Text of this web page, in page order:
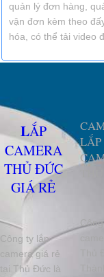
quản lý đơn hàng,
vận đơn kèm theo
hóa, có thể tải video
LẮP
CAMERA
THỦ ĐỨC
GIÁ RẺ
Công ty lắp
camera giá rẻ
tại Thủ Đức là
LẮP